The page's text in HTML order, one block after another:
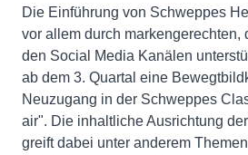
Die Einführung von Schweppes
vor allem durch markengerechten,
den Social Media Kanälen
ab dem 3. Quartal eine
Neuzugang in der Schweppes
air". Die inhaltliche Ausrichtung
greift dabei unter anderem